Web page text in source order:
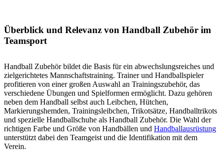
Überblick und Relevanz von Handball Zubehör im
Teamsport
Handball Zubehör bildet die Basis für ein abwechslungsreiches und
zielgerichtetes Mannschaftstraining. Trainer und Handballspieler
profitieren von einer großen Auswahl an Trainingszubehör, das
verschiedene Übungen und Spielformen ermöglicht. Dazu gehören
neben dem Handball selbst auch Leibchen, Hütchen,
Markierungshemden, Trainingsleibchen, Trikotsätze, Handballtrikots
und spezielle Handballschuhe als Handball Zubehör. Die Wahl der
richtigen Farbe und Größe von Handbällen und Handballausrüstung
unterstützt dabei den Teamgeist und die Identifikation mit dem
Verein.